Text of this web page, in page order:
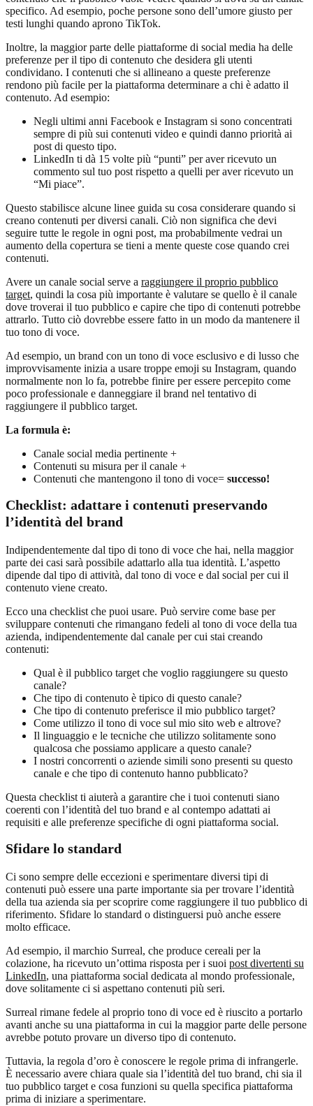
specifico. Ad esempio, poche persone sono dell’umore giusto per
testi lunghi quando aprono TikTok.
Inoltre, la maggior parte delle piattaforme di social media ha delle
preferenze per il tipo di contenuto che desidera gli utenti
condividano. I contenuti che si allineano a queste preferenze
rendono più facile per la piattaforma determinare a chi è adatto il
contenuto. Ad esempio:
Negli ultimi anni Facebook e Instagram si sono concentrati
sempre di più sui contenuti video e quindi danno priorità ai
post di questo tipo.
LinkedIn ti dà 15 volte più “punti” per aver ricevuto un
commento sul tuo post rispetto a quelli per aver ricevuto un
“Mi piace”.
Questo stabilisce alcune linee guida su cosa considerare quando si
creano contenuti per diversi canali. Ciò non significa che devi
seguire tutte le regole in ogni post, ma probabilmente vedrai un
aumento della copertura se tieni a mente queste cose quando crei
contenuti.
Avere un canale social serve a raggiungere il proprio pubblico
target, quindi la cosa più importante è valutare se quello è il canale
dove troverai il tuo pubblico e capire che tipo di contenuti potrebbe
attrarlo. Tutto ciò dovrebbe essere fatto in un modo da mantenere il
tuo tono di voce.
Ad esempio, un brand con un tono di voce esclusivo e di lusso che
improvvisamente inizia a usare troppe emoji su Instagram, quando
normalmente non lo fa, potrebbe finire per essere percepito come
poco professionale e danneggiare il brand nel tentativo di
raggiungere il pubblico target.
La formula è:
Canale social media pertinente +
Contenuti su misura per il canale +
Contenuti che mantengono il tono di voce= successo!
Checklist: adattare i contenuti preservando
l’identità del brand
Indipendentemente dal tipo di tono di voce che hai, nella maggior
parte dei casi sarà possibile adattarlo alla tua identità. L’aspetto
dipende dal tipo di attività, dal tono di voce e dal social per cui il
contenuto viene creato.
Ecco una checklist che puoi usare. Può servire come base per
sviluppare contenuti che rimangano fedeli al tono di voce della tua
azienda, indipendentemente dal canale per cui stai creando
contenuti:
Qual è il pubblico target che voglio raggiungere su questo
canale?
Che tipo di contenuto è tipico di questo canale?
Che tipo di contenuto preferisce il mio pubblico target?
Come utilizzo il tono di voce sul mio sito web e altrove?
Il linguaggio e le tecniche che utilizzo solitamente sono
qualcosa che possiamo applicare a questo canale?
I nostri concorrenti o aziende simili sono presenti su questo
canale e che tipo di contenuto hanno pubblicato?
Questa checklist ti aiuterà a garantire che i tuoi contenuti siano
coerenti con l’identità del tuo brand e al contempo adattati ai
requisiti e alle preferenze specifiche di ogni piattaforma social.
Sfidare lo standard
Ci sono sempre delle eccezioni e sperimentare diversi tipi di
contenuti può essere una parte importante sia per trovare l’identità
della tua azienda sia per scoprire come raggiungere il tuo pubblico di
riferimento. Sfidare lo standard o distinguersi può anche essere
molto efficace.
Ad esempio, il marchio Surreal, che produce cereali per la
colazione, ha ricevuto un’ottima risposta per i suoi post divertenti su
LinkedIn, una piattaforma social dedicata al mondo professionale,
dove solitamente ci si aspettano contenuti più seri.
Surreal rimane fedele al proprio tono di voce ed è riuscito a portarlo
avanti anche su una piattaforma in cui la maggior parte delle persone
avrebbe potuto provare un diverso tipo di contenuto.
Tuttavia, la regola d’oro è conoscere le regole prima di infrangerle.
È necessario avere chiara quale sia l’identità del tuo brand, chi sia il
tuo pubblico target e cosa funzioni su quella specifica piattaforma
prima di iniziare a sperimentare.